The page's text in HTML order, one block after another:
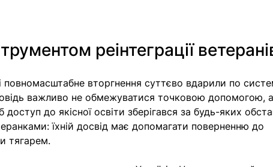
реінтеграції
повномасштабне вторгнення суттєво вдарили по
важливо не обмежуватися точковою допомогою, а
до якісної освіти зберігався за будь-яких
їхній досвід має допомагати поверненню до
тягарем.